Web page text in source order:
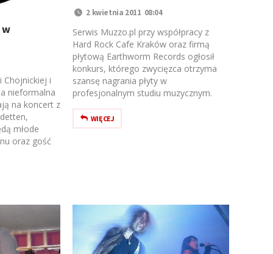
Chojnickiej i
nieformalna
na koncert z
młode
oraz gość
2 kwietnia 2011 08:04
Serwis Muzzo.pl przy współpracy z
Hard Rock Cafe Kraków oraz firmą
płytową Earthworm Records ogłosił
konkurs, którego zwycięzca otrzyma
szansę nagrania płyty w
profesjonalnym studiu muzycznym.
WIĘCEJ